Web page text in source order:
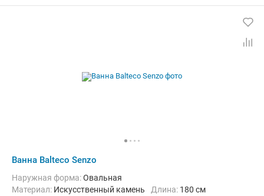
Ванна Balteco Senzo
Наружная форма:Овальная
Материал: Искусственный камень Длина: 180 см